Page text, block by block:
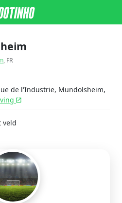
, FR
de l'Industrie, Mundolsheim,
veld